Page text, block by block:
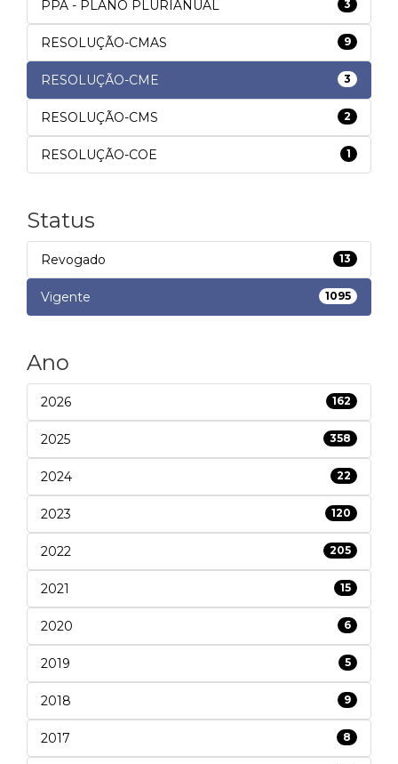
PPA - PLANO PLURIANUAL 3
RESOLUÇÃO-CMAS 9
RESOLUÇÃO-CME 3
RESOLUÇÃO-CMS 2
RESOLUÇÃO-COE 1
Status
Revogado 13
Vigente 1095
Ano
2026 162
2025 358
2024 22
2023 120
2022 205
2021 15
2020 6
2019 5
2018 9
2017 8